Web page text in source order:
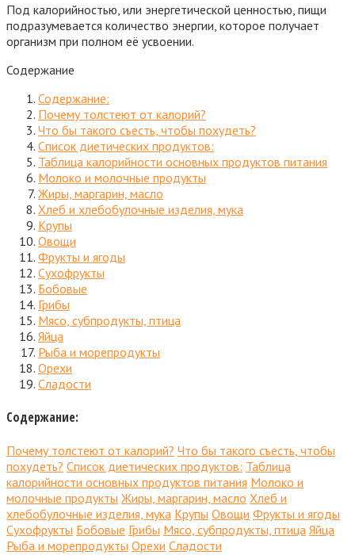
Под калорийностью, или энергетической ценностью, пищи
подразумевается количество энергии, которое получает
организм при полном её усвоении.
Содержание
Содержание:
Почему толстеют от калорий?
Что бы такого съесть, чтобы похудеть?
Список диетических продуктов:
Таблица калорийности основных продуктов питания
Молоко и молочные продукты
Жиры, маргарин, масло
Хлеб и хлебобулочные изделия, мука
Крупы
Овощи
Фрукты и ягоды
Сухофрукты
Бобовые
Грибы
Мясо, субпродукты, птица
Яйца
Рыба и морепродукты
Орехи
Сладости
Содержание:
Почему толстеют от калорий? Что бы такого съесть, чтобы
похудеть? Список диетических продуктов: Таблица
калорийности основных продуктов питания Молоко и
молочные продукты Жиры, маргарин, масло Хлеб и
хлебобулочные изделия, мука Крупы Овощи Фрукты и ягоды
Сухофрукты Бобовые Грибы Мясо, субпродукты, птица Яйца
Рыба и морепродукты Орехи Сладости